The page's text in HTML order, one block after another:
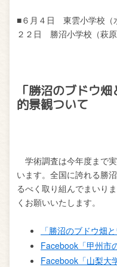
■６月４日 東雲
２２日 勝沼小学校（萩原
「勝沼のブドウ
的景観ついて
学術調査は今年度まで
います。全国に誇れる勝
るべく取り組んでまいり
くお願いいたします。
「勝沼のブドウ畑
Facebook「甲州市
Facebook「山梨大